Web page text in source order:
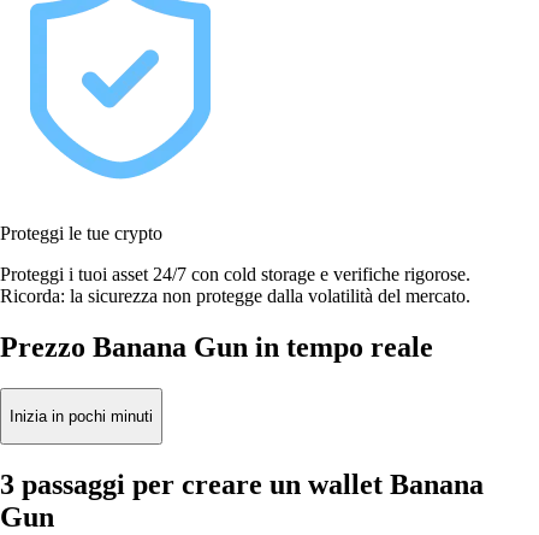
Proteggi le tue crypto
Proteggi i tuoi asset 24/7 con cold storage e verifiche rigorose.
Ricorda: la sicurezza non protegge dalla volatilità del mercato.
Prezzo Banana Gun in tempo reale
Inizia in pochi minuti
3 passaggi per creare un wallet Banana
Gun